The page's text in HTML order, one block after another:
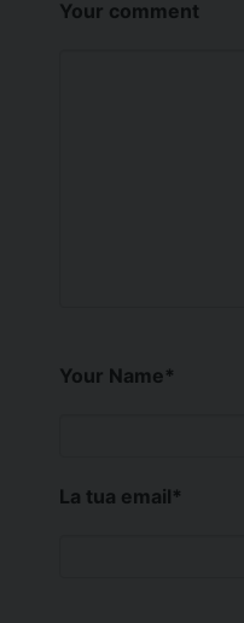
Your comment
Your Name*
La tua email*